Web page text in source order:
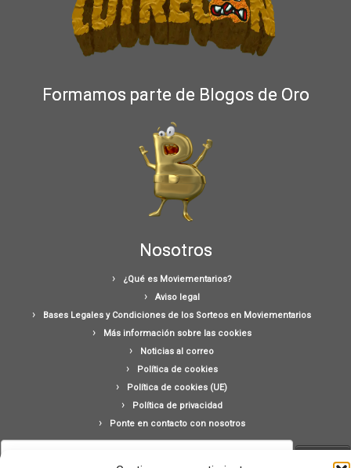
Formamos parte de Blogos de Oro
Nosotros
¿Qué es Moviementarios?
Aviso legal
Bases Legales y Condiciones de los Sorteos en Moviementarios
Más información sobre las cookies
Noticias al correo
Política de cookies
Política de cookies (UE)
Política de privacidad
Ponte en contacto con nosotros